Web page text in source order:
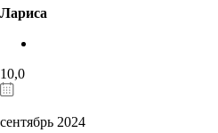
Лариса
10,0
сентябрь 2024